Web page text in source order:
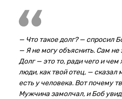
— Что такое долг? — спросил
— Я не могу объяснить. Сам не
Долг — это то, ради чего и
люди, как твой отец, — сказал
есть у человека. Вот почему
Мужчина замолчал, и Боб